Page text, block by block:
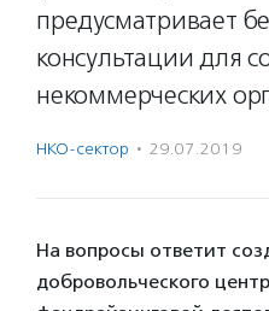
предусматривает
консультации для
некоммерческих
НКО-сектор · 29.07.2019
На вопросы ответит
добровольческого